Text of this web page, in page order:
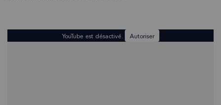
YouTube est désactivé. Autoriser